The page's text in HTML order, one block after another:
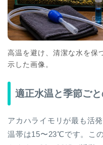
高温を避け、清潔な水を保
示した画像。
適正水温と季節ご
アカハライモリが最も活
温帯は15〜23℃です。こ